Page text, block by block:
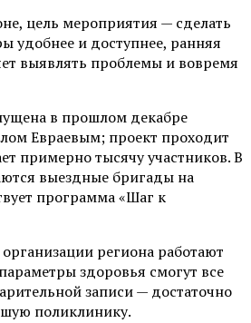
цель мероприятия — сделать
удобнее и доступнее, ранняя
выявлять проблемы и вовремя
в прошлом декабре
Евраевым; проект проходит
примерно тысячу участников. В
выездные бригады на
программа «Шаг к
региона работают
здоровья смогут все
записи — достаточно
поликлинику.